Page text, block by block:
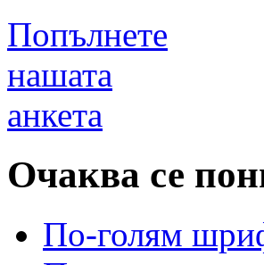
Попълнете
нашата
анкета
Очаква се
По-голям